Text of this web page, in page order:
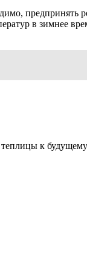
в зимнее
к